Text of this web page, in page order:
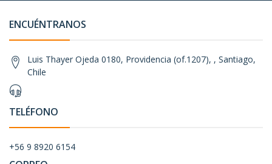
ENCUÉNTRANOS
Luis Thayer Ojeda 0180, Providencia (of.1207), , Santiago,
Chile
TELÉFONO
+56 9 8920 6154